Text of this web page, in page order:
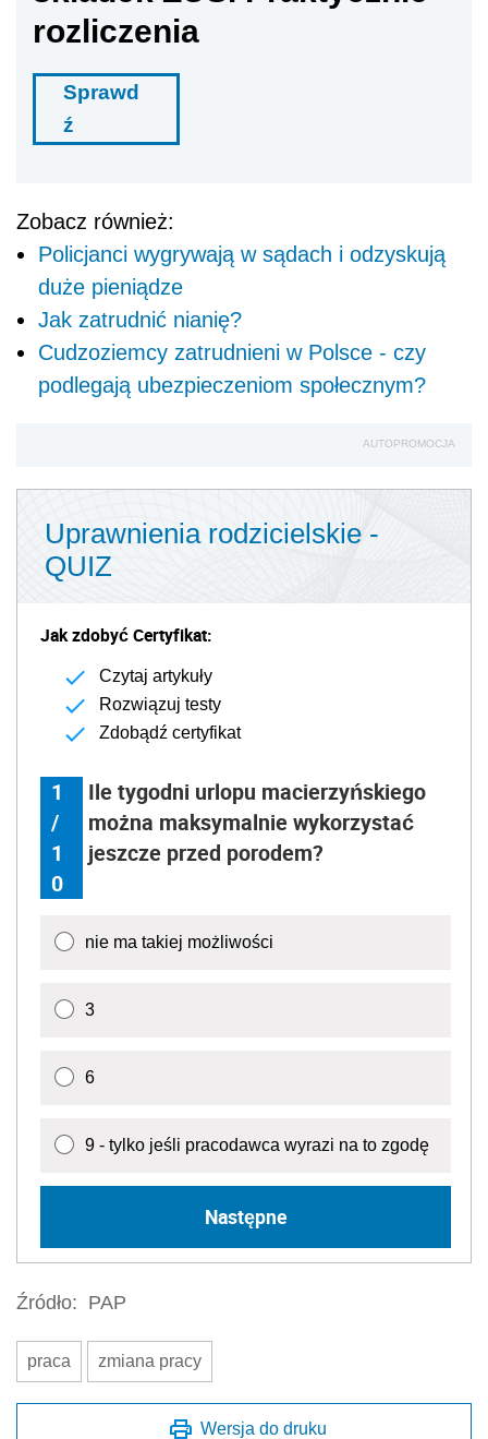
rozliczenia
Sprawd
ź
Zobacz również:
Policjanci wygrywają w sądach i odzyskują
duże pieniądze
Jak zatrudnić nianię?
Cudzoziemcy zatrudnieni w Polsce - czy
podlegają ubezpieczeniom społecznym?
AUTOPROMOCJA
Uprawnienia rodzicielskie -
QUIZ
Jak zdobyć Certyfikat:
Czytaj artykuły
Rozwiązuj testy
Zdobądź certyfikat
1
/
1
0
Ile tygodni urlopu macierzyńskiego
można maksymalnie wykorzystać
jeszcze przed porodem?
nie ma takiej możliwości
3
6
9 - tylko jeśli pracodawca wyrazi na to zgodę
Następne
Źródło: PAP
praca zmiana pracy
Wersja do druku